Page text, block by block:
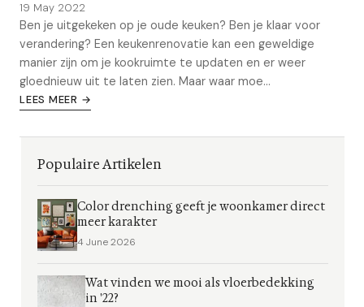
19 May 2022
Ben je uitgekeken op je oude keuken? Ben je klaar voor
verandering? Een keukenrenovatie kan een geweldige
manier zijn om je kookruimte te updaten en er weer
gloednieuw uit te laten zien. Maar waar moe...
LEES MEER →
Populaire Artikelen
Color drenching geeft je woonkamer direct
meer karakter
4 June 2026
Wat vinden we mooi als vloerbedekking
in '22?